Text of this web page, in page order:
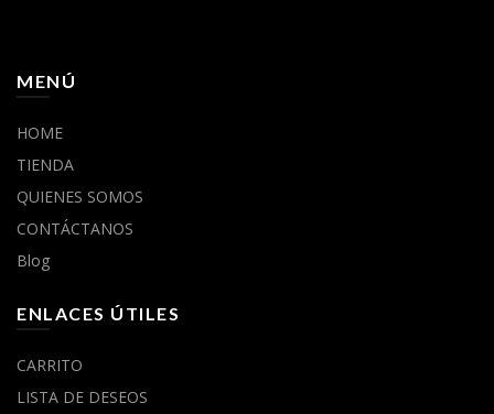
MENÚ
HOME
TIENDA
QUIENES SOMOS
CONTÁCTANOS
Blog
ENLACES ÚTILES
CARRITO
LISTA DE DESEOS